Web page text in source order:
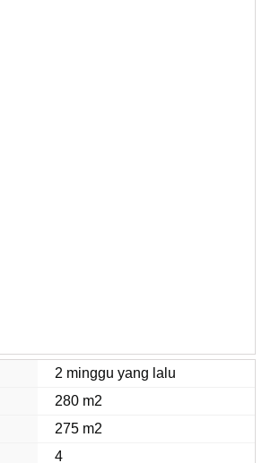
2 minggu yang lalu
280 m2
275 m2
4